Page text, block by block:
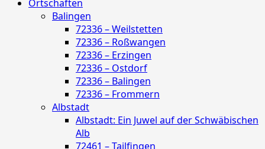
Ortschaften
Balingen
72336 – Weilstetten
72336 – Roßwangen
72336 – Erzingen
72336 – Ostdorf
72336 – Balingen
72336 – Frommern
Albstadt
Albstadt: Ein Juwel auf der Schwäbischen
Alb
72461 – Tailfingen